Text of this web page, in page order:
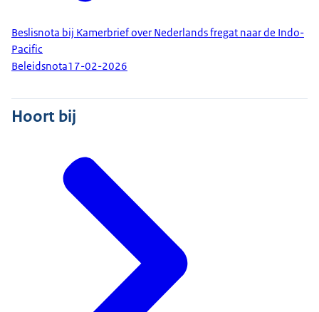
Beslisnota bij Kamerbrief over Nederlands fregat naar de Indo-
Pacific
Beleidsnota17-02-2026
Hoort bij